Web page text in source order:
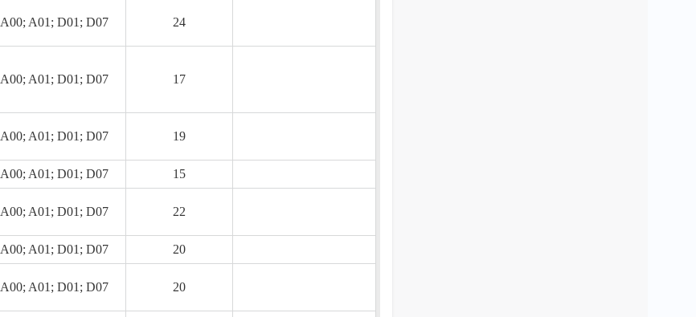
A00; A01; D01; D07 24
A00; A01; D01; D07 17
A00; A01; D01; D07 19
A00; A01; D01; D07 15
A00; A01; D01; D07 22
A00; A01; D01; D07 20
A00; A01; D01; D07 20